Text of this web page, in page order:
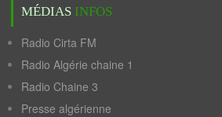
MÉDIAS INFOS
Radio Cirta FM
Radio Algérie chaine 1
Radio Chaine 3
Presse algérienne